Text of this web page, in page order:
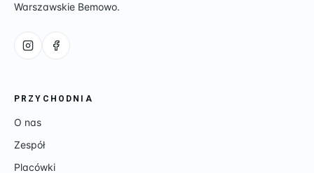
Warszawskie Bemowo.
PRZYCHODNIA
O nas
Zespół
Placówki